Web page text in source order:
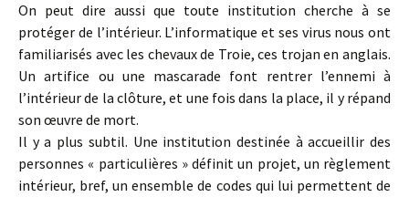
On peut dire aussi que toute institution cherche à se
protéger de l’intérieur. L’informatique et ses virus nous ont
familiarisés avec les chevaux de Troie, ces trojan en anglais.
Un artifice ou une mascarade font rentrer l’ennemi à
l’intérieur de la clôture, et une fois dans la place, il y répand
son œuvre de mort.
Il y a plus subtil. Une institution destinée à accueillir des
personnes « particulières » définit un projet, un règlement
intérieur, bref, un ensemble de codes qui lui permettent de